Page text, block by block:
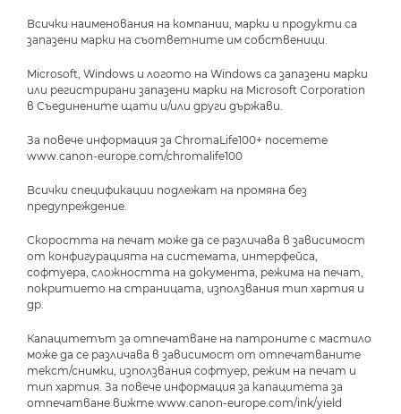
Всички наименования на компании, марки и продукти са
запазени марки на съответните им собственици.
Microsoft, Windows и логото на Windows са запазени марки
или регистрирани запазени марки на Microsoft Corporation
в Съединените щати и/или други държави.
За повече информация за ChromaLife100+ посетете
www.canon-europe.com/chromalife100
Всички спецификации подлежат на промяна без
предупреждение.
Скоростта на печат може да се различава в зависимост
от конфигурацията на системата, интерфейса,
софтуера, сложността на документа, режима на печат,
покритието на страницата, използвания тип хартия и
др.
Капацитетът за отпечатване на патроните с мастило
може да се различава в зависимост от отпечатваните
текст/снимки, използвания софтуер, режим на печат и
тип хартия. За повече информация за капацитета за
отпечатване вижте www.canon-europe.com/ink/yield